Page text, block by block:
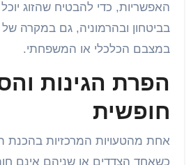
האפשריות, כדי להבטיח שהזוג
בביטחון ובהרמוניה, גם במקרה של
במצבם הכלכלי או המשפחתי.
הפרת הגינות
חופשית
אחת מהטעויות המרכזיות בהכנת
כשאחד הצדדים או שניהם אינם